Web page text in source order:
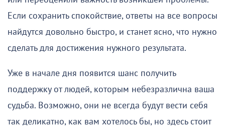
Если сохранить спокойствие, ответы на все вопросы
найдутся довольно быстро, и станет ясно, что нужно
сделать для достижения нужного результата.
Уже в начале дня появится шанс получить
поддержку от людей, которым небезразлична ваша
судьба. Возможно, они не всегда будут вести себя
так деликатно, как вам хотелось бы, но здесь стоит